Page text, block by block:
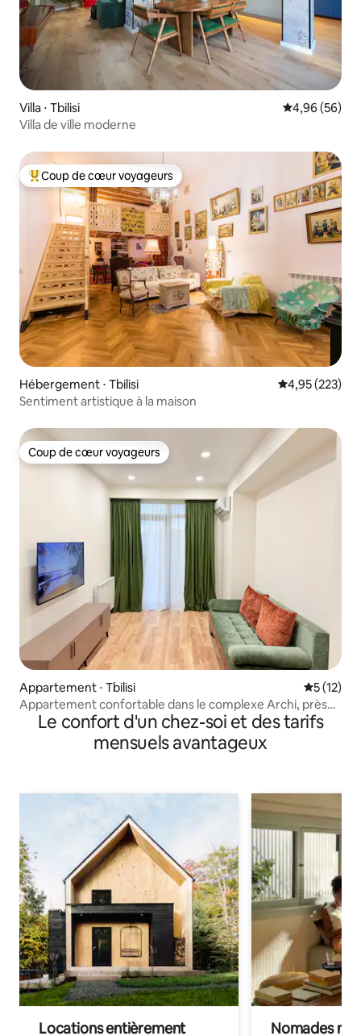
Villa ⋅ Tbilisi Évaluation
4,96 (56)
Villa de ville moderne
Coups de cœur voyageurs les plus appréciés
Coup de cœur voyageurs
Hébergement ⋅ Tbilisi Évaluation
4,95 (223)
Sentiment artistique à la maison
Coup de cœur voyageurs
Coup de cœur voyageurs
Appartement ⋅ Tbilisi
5 (12)
Appartement confortable dans le complexe Archi, près
du métro
Le confort d'un chez-soi et des tarifs
mensuels avantageux
Locations entièrement Nomades